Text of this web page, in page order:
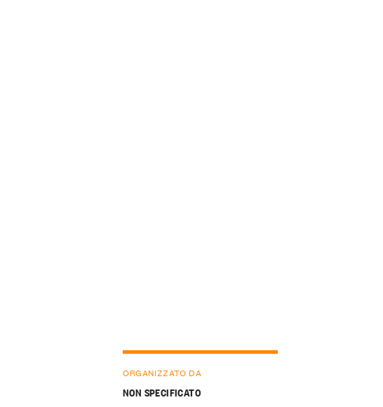
ORGANIZZATO DA
NON SPECIFICATO